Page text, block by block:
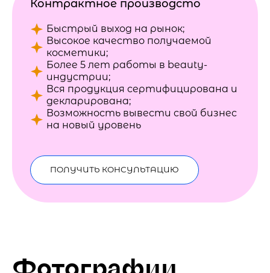
Контрактное производсто
Быстрый выход на рынок;
Высокое качество получаемой
косметики;
Более 5 лет работы в beauty-
индустрии;
Вся продукция сертифицирована и
декларирована;
Возможность вывести свой бизнес
на новый уровень
ПОЛУЧИТЬ КОНСУЛЬТАЦИЮ
Фотографии